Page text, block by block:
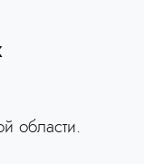
области.